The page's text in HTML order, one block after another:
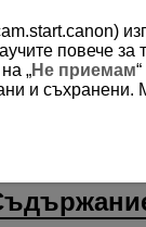
V1
повече за
„Не приемам
и съхранени.